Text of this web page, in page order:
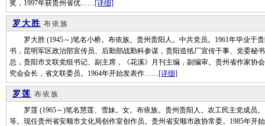
奖，1997年获贵州省优……[详细]
罗大胜 布依族
罗大胜 (1945～)笔名小桥。布依族。贵州贵阳人。中共党员。1961年毕业于
书，昆明军区政治部宣传员、后勤部战勤科参谋，贵阳造纸厂宣传干事、党委秘
总，贵阳市文联党组书记、副主席，《花溪》月刊主编，副编审。贵州省作家协
究会会长，省文联委员。1964年开始发表作……[详细]
罗莲 布依族
罗莲 (1965～)笔名慧莲、雪妹。女。布依族。贵州贵阳人。农工民主党成员
等。现任贵州省安顺市文化局创作室创作员。贵州省安顺市政协常委。1985年开